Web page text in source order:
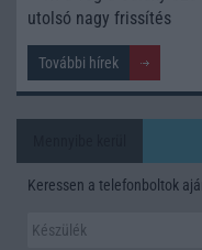
utolsó nagy frissítés
További hírek
Keressen a telefonboltok